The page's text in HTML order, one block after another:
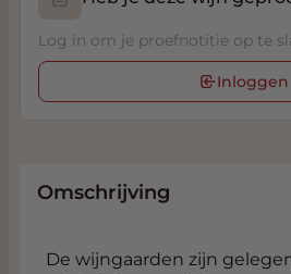
Log in om je proefnotitie op te
Inloggen
Omschrijving
De wijngaarden zijn